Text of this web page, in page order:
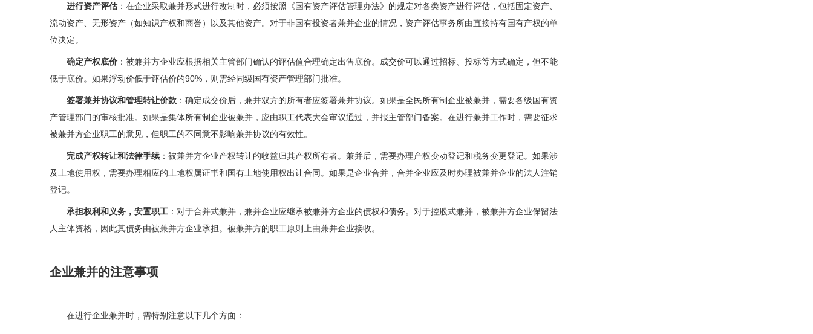
进行资产评估 ：在企业采取兼并形式进行改制时，必须按照《国有资产评估管理办法》的规定对各类资产进行评估，包括固定资产、
流动资产、无形资产（如知识产权和商誉）以及其他资产。对于非国有投资者兼并企业的情况，资产评估事务所由直接持有国有产权的单
位决定。
确定产权底价 ：被兼并方企业应根据相关主管部门确认的评估值合理确定出售底价。成交价可以通过招标、投标等方式确定，但不能
低于底价。如果浮动价低于评估价的90%，则需经同级国有资产管理部门批准。
签署兼并协议和管理转让价款 ：确定成交价后，兼并双方的所有者应签署兼并协议。如果是全民所有制企业被兼并，需要各级国有资
产管理部门的审核批准。如果是集体所有制企业被兼并，应由职工代表大会审议通过，并报主管部门备案。在进行兼并工作时，需要征求
被兼并方企业职工的意见，但职工的不同意不影响兼并协议的有效性。
完成产权转让和法律手续：被兼并方企业产权转让的收益归其产权所有者。兼并后，需要办理产权变动登记和税务变更登记。如果涉
及土地使用权，需要办理相应的土地权属证书和国有土地使用权出让合同。如果是企业合并，合并企业应及时办理被兼并企业的法人注销
登记。
承担权利和义务，安置职工 ：对于合并式兼并，兼并企业应继承被兼并方企业的债权和债务。对于控股式兼并，被兼并方企业保留法
人主体资格，因此其债务由被兼并方企业承担。被兼并方的职工原则上由兼并企业接收。
企业兼并的注意事项
在进行企业兼并时，需特别注意以下几个方面：